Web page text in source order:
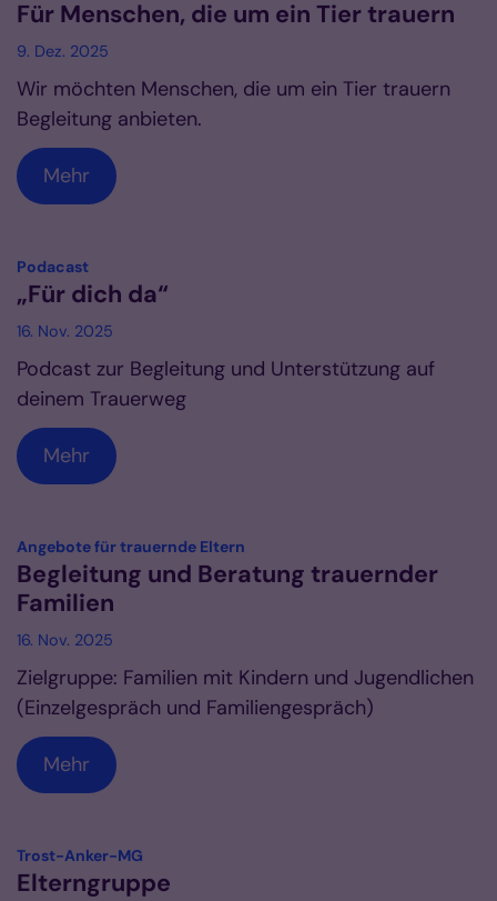
Für Menschen, die um ein Tier trauern
9. Dez. 2025
Wir möchten Menschen, die um ein Tier trauern
Begleitung anbieten.
Mehr
Podacast:
„Für dich da“
16. Nov. 2025
Podcast zur Begleitung und Unterstützung auf
deinem Trauerweg
Mehr
Angebote für trauernde Eltern
Begleitung und Beratung trauernder
Familien
16. Nov. 2025
Zielgruppe: Familien mit Kindern und Jugendlichen
(Einzelgespräch und Familiengespräch)
Mehr
Trost-Anker-MG
Elterngruppe